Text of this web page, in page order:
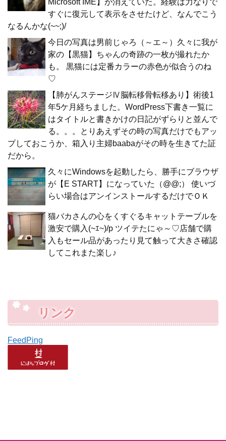
Microsoft IME】が消えていた。経験は力なりで
すぐに復元して表示をさせたけど、なんでこう
なるんかな(~~;)/
今日の写真は男前じゃろ（～エ～）久々に我が
家の【黒猫】ちゃんの奇跡の一枚が撮れたか
も。 黒猫には定番カラーの赤色が似合うのね
♡
【肺がんステージⅣ脳転移骨転移あり】術後1
年5ケ月経ちました。WordPress下書き一覧に
はタイトルと書きかけの日記がずらりと並んで
る。。。とりあえずその時の写真だけでもアッ
プしておこうか、箱入り主婦baabaがその時を生きてた証
だから。
久々にWindowsを起動したら、勝手にブラウザ
が【E START】になっていた（@@;） 使いづ
らい場合はアンインストールするだけでＯＫ
猫バカさんの心をくすぐるキャットテーブルを
激安で購入(~ｴ~)/p ツイテたにゃ～♡店舗で購
入もセール品があったり見て触って大きさ確認
してこれまた楽し♪
リンク
FeedPing